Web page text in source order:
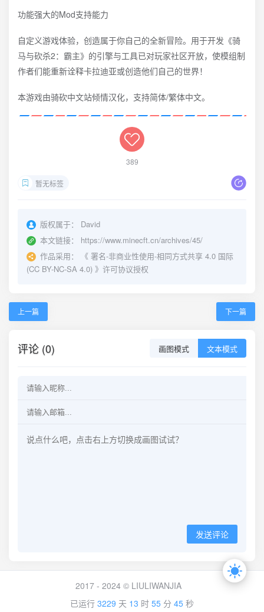
功能强大的Mod支持能力
自定义游戏体验，创造属于你自己的全新冒险。用于开发《骑
马与砍杀2：霸主》的引擎与工具已对玩家社区开放，使模组制
作者们能重新诠释卡拉迪亚或创造他们自己的世界！
本游戏由骑砍中文站倾情汉化，支持简体/繁体中文。
389
暂无标签
版权属于：
David
本文链接：
https://www.minecft.cn/archives/45/
作品采用：
《 署名-非商业性使用-相同方式共享 4.0 国际
(CC BY-NC-SA 4.0) 》许可协议授权
上一篇 下一篇
评论 (0) 画图模式 文本模式
发送评论
2017 - 2024 © LIULIWANJIA
已运行 3229 天 13 时 55 分 45 秒